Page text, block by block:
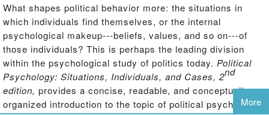
What shapes political behavior more: the situations in
which individuals find themselves, or the internal
psychological makeup---beliefs, values, and so on---of
those individuals? This is perhaps the leading division
within the psychological study of politics today. Political
Psychology: Situations, Individuals, and Cases, 2nd
edition, provides a concise, readable, and conceptually
organized introduction to the topic of political psychology
More